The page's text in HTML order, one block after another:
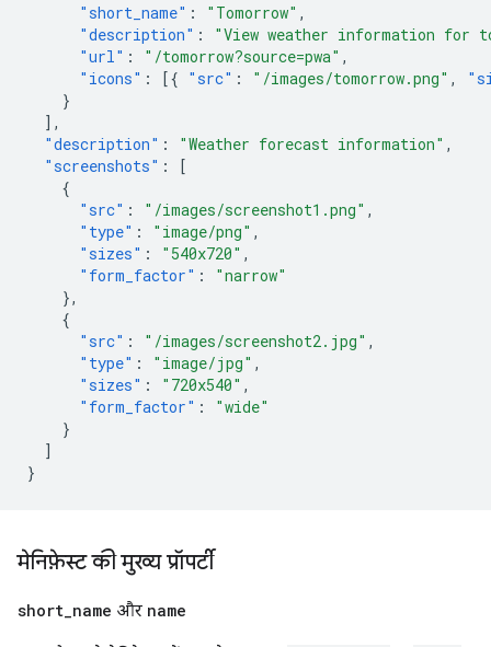
"short_name" : "Tomorrow" ,
"description" :
"View weather information for
"url" : "/tomorrow?source=pwa" ,
"icons" : [{ "src" : "/images/tomorrow.png" ,
}
],
"description" : "Weather forecast information" ,
"screenshots" :
[
{
"src" : "/images/screenshot1.png" ,
"type" : "image/png" ,
"sizes" : "540x720" ,
"form_factor" :
"narrow"
},
{
"src" : "/images/screenshot2.jpg" ,
"type" : "image/jpg" ,
"sizes" : "720x540" ,
"form_factor" :
"wide"
}
]
}
मेनिफ़ेस्ट की मुख्य प्रॉपर्टी
short_name और name